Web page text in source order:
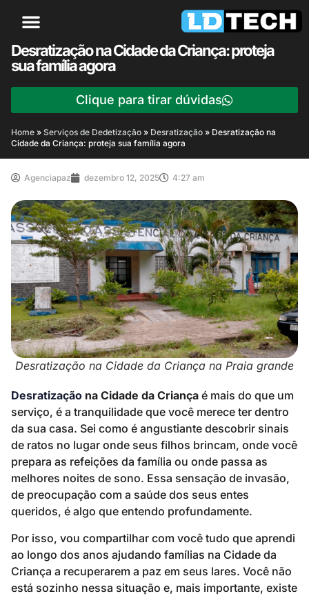
Desratização na Cidade da Criança: proteja
sua família agora
Clique para tirar dúvidas
Home » Serviços de Dedetização » Desratização » Desratização na
Cidade da Criança: proteja sua família agora
Agenciapaz dezembro 12, 2025 4:27 am
Desratização na Cidade da Criança na Praia grande
Desratização na Cidade da Criança é mais do que um
serviço, é a tranquilidade que você merece ter dentro
da sua casa. Sei como é angustiante descobrir sinais
de ratos no lugar onde seus filhos brincam, onde você
prepara as refeições da família ou onde passa as
melhores noites de sono. Essa sensação de invasão,
de preocupação com a saúde dos seus entes
queridos, é algo que entendo profundamente.
Por isso, vou compartilhar com você tudo que aprendi
ao longo dos anos ajudando famílias na Cidade da
Criança a recuperarem a paz em seus lares. Você não
está sozinho nessa situação e, mais importante, existe